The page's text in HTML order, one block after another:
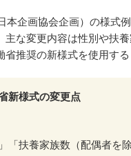
本企画協会企画）の様式
主な変更内容は性別や扶
推奨の新様式を使用する
新様式の変更点
「扶養家族数（配偶者を